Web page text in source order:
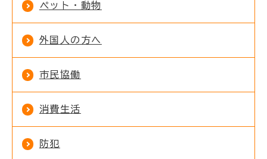
ペット・動物
外国人の方へ
市民協働
消費生活
防犯